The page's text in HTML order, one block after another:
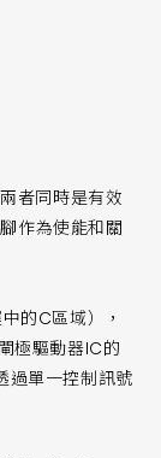
者同時是有效
作為使能和關
的C區域），
極驅動器IC的
過單一控制訊號